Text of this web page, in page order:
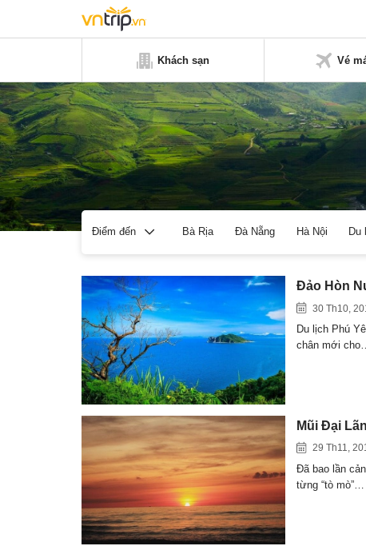
Khách sạn Vé
Điểm đến Bà Rịa Đà Nẵng Hà Nội Du
Đảo Hòn
30 Th10,
Du lịch Phú
chân mới
Mũi Đại
29 Th11,
Đã bao lần
từng “tò mò”…